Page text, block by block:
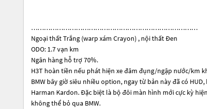
……………………………………………………………………
Ngoại thất Trắng (warp xám Crayon) , nội thất Đen
ODO: 1.7 vạn km
Ngân hàng hỗ trợ 70%.
H3T hoàn tiền nếu phát hiện xe đâm đụng/ngập nước/km
BMW bây giờ siêu nhiều option, ngay từ bản này đã có
Harman Kardon. Đặc biệt là bộ đôi màn hình mới cực kỳ
không thể bỏ qua BMW.